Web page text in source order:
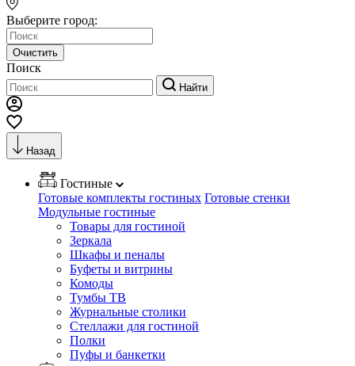
Выберите город:
Очистить
Поиск
Найти
Назад
Гостиные
Готовые комплекты гостиных Готовые стенки
Модульные гостиные
Товары для гостиной
Зеркала
Шкафы и пеналы
Буфеты и витрины
Комоды
Тумбы ТВ
Журнальные столики
Стеллажи для гостиной
Полки
Пуфы и банкетки